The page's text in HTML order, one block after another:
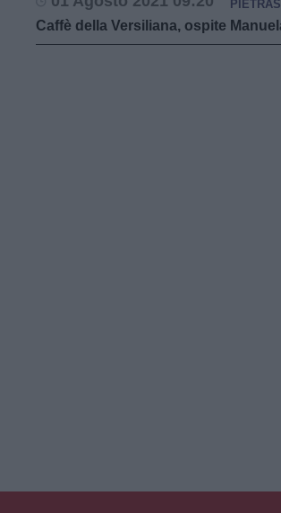
Caffè della Versiliana, ospite